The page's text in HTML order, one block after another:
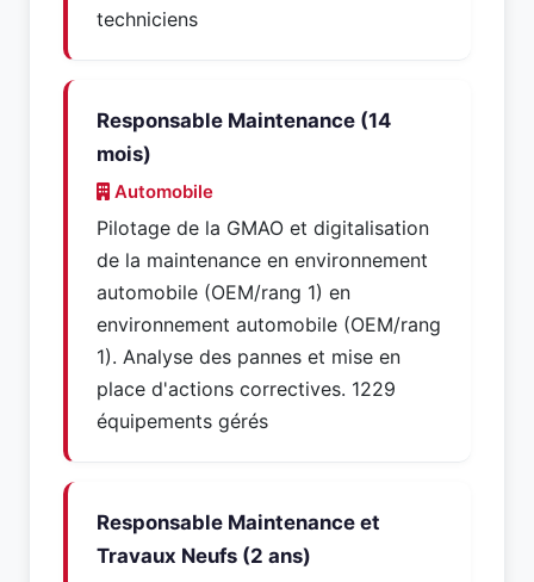
techniciens
Responsable Maintenance (14
mois)
Automobile
Pilotage de la GMAO et digitalisation
de la maintenance en environnement
automobile (OEM/rang 1) en
environnement automobile (OEM/rang
1). Analyse des pannes et mise en
place d'actions correctives. 1229
équipements gérés
Responsable Maintenance et
Travaux Neufs (2 ans)